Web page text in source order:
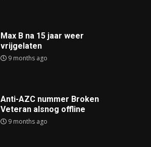
Max B na 15 jaar weer
vrijgelaten
9 months ago
Anti-AZC nummer Broken
Veteran alsnog offline
9 months ago